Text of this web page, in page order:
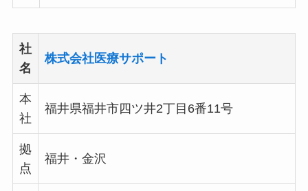
社
名
株式会社医療サポート
本
社
福井県福井市四ツ井2丁目6番11号
拠
点
福井・金沢